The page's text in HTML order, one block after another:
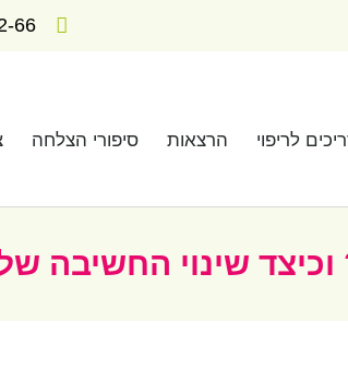
66
לריפוי הרצאות סיפורי הצלחה
שינוי החשיבה